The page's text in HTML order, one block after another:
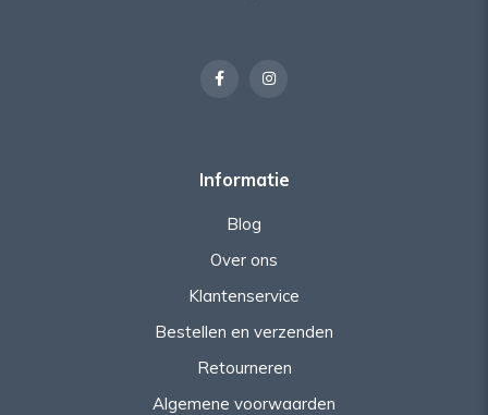
Informatie
Blog
Over ons
Klantenservice
Bestellen en verzenden
Retourneren
Algemene voorwaarden